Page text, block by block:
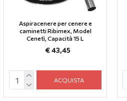
Aspiracenere per cenere e
caminetti Ribimex, Model
Cenetì, Capacità 15 L
€ 43,45
ACQUISTA